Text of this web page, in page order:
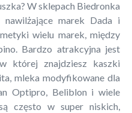
W sklepach Biedronka
marek Dada i
wielu marek, między
Bardzo atrakcyjna jest
której znajdziesz kaszki
mleka modyfikowane dla
Optipro, Beliblon i wiele
często w super niskich,